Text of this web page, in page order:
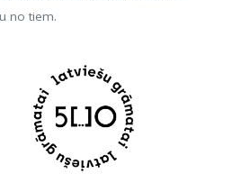
no tiem.